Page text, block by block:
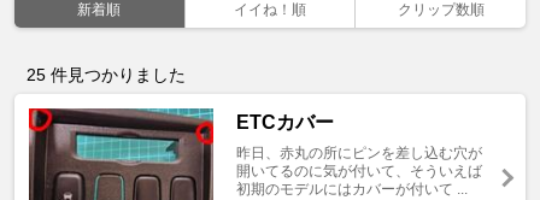
新着順 イイね！順 クリップ数順
25 件見つかりました
ETCカバー
昨日、赤丸の所にピンを差し込む穴が
開いてるのに気が付いて、そういえば
初期のモデルにはカバーが付いて ...